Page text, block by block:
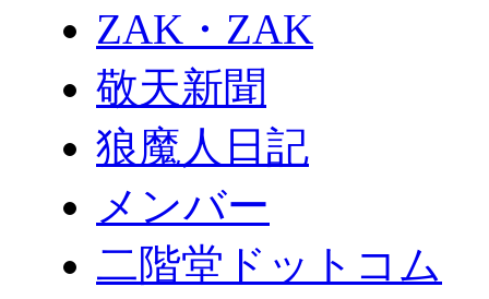
ZAK・ZAK
敬天新聞
狼魔人日記
メンバー
二階堂ドットコム